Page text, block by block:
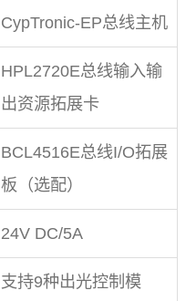
CypTronic-EP总线主机
HPL2720E总线输入输
出资源拓展卡
BCL4516E总线I/O拓展
板（选配）
24V DC/5A
支持9种出光控制模